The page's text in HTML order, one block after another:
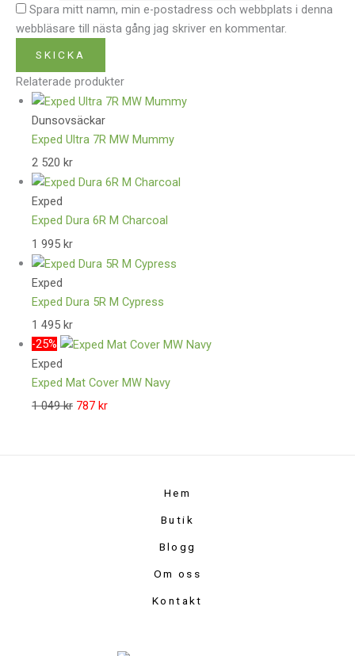
Spara mitt namn, min e-postadress och webbplats i denna
webbläsare till nästa gång jag skriver en kommentar.
Relaterade produkter
Dunsovsäckar
Exped Ultra 7R MW Mummy
2 520 kr
Exped
Exped Dura 6R M Charcoal
1 995 kr
Exped
Exped Dura 5R M Cypress
1 495 kr
-25%
Exped
Exped Mat Cover MW Navy
1 049kr 787 kr
Hem
Butik
Blogg
Om oss
Kontakt